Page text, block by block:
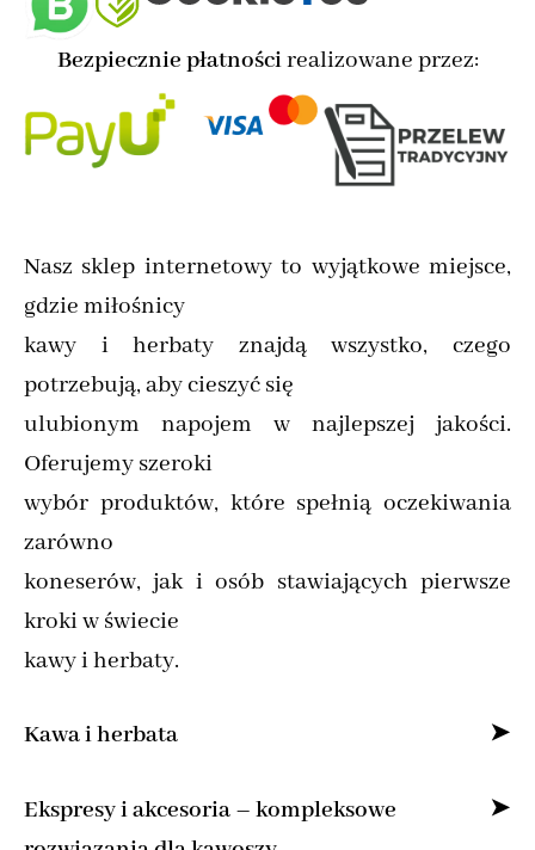
Bezpiecznie płatnościrealizowane przez:
Nasz sklep internetowy to wyjątkowe miejsce,
gdzie miłośnicy
kawy i herbaty znajdą wszystko, czego
potrzebują, aby cieszyć się
ulubionym napojem w najlepszej jakości.
Oferujemy szeroki
wybór produktów, które spełnią oczekiwania
zarówno
koneserów, jak i osób stawiających pierwsze
kroki w świecie
kawy i herbaty.
Kawa i herbata
Specjalizujemy się w sprzedaży kawy ziarnistej
Ekspresy i akcesoria – kompleksowe